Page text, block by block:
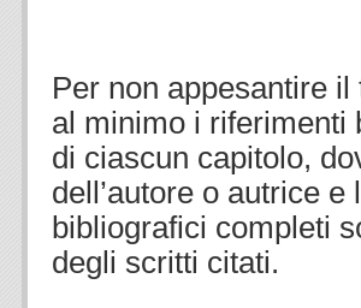
Per non appesantire
al minimo i riferimenti
di ciascun capitolo,
dell’autore o autrice e
bibliografici completi
degli scritti citati.